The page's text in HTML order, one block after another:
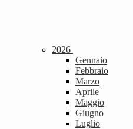
2026
Gennaio
Febbraio
Marzo
Aprile
Maggio
Giugno
Luglio